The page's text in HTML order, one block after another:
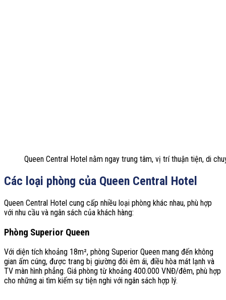
Queen Central Hotel nằm ngay trung tâm, vị trí thuận tiện, di
Các loại phòng của Queen Central Hotel
Queen Central Hotel cung cấp nhiều loại phòng khác nhau, phù hợp
với nhu cầu và ngân sách của khách hàng:
Phòng Superior Queen
Với diện tích khoảng 18m², phòng Superior Queen mang đến không
gian ấm cúng, được trang bị giường đôi êm ái, điều hòa mát lạnh và
TV màn hình phẳng. Giá phòng từ khoảng 400.000 VNĐ/đêm, phù hợp
cho những ai tìm kiếm sự tiện nghi với ngân sách hợp lý.